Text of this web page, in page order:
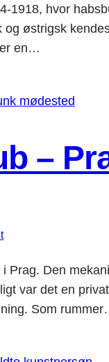
1918, hvor
østrigsk
er en…
–
Prag. Den
var det en
Som